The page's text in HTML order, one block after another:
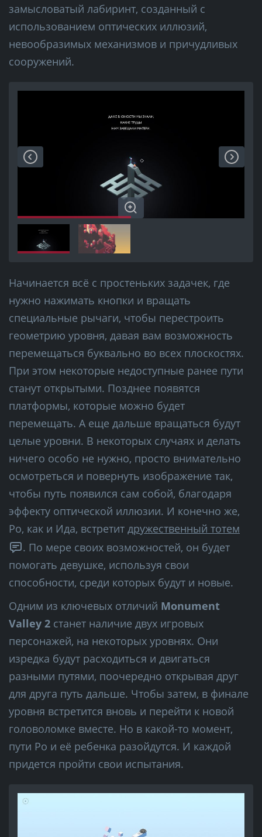
замысловатый лабиринт, созданный с
использованием оптических иллюзий,
невообразимых механизмов и причудливых
сооружений.
Начинается всё с простеньких задачек, где
нужно нажимать кнопки и вращать
специальные рычаги, чтобы перестроить
геометрию уровня, давая вам возможность
перемещаться буквально во всех плоскостях.
При этом некоторые недоступные ранее пути
станут открытыми. Позднее появятся
платформы, которые можно будет
перемещать. А еще дальше вращаться будут
целые уровни. В некоторых случаях и делать
ничего особо не нужно, просто внимательно
осмотреться и повернуть изображение так,
чтобы путь появился сам собой, благодаря
эффекту оптической иллюзии. И конечно же,
Ро, как и Ида, встретит дружественный тотем
. По мере своих возможностей, он будет
помогать девушке, используя свои
способности, среди которых будут и новые.
Одним из ключевых отличий Monument
Valley 2 станет наличие двух игровых
персонажей, на некоторых уровнях. Они
изредка будут расходиться и двигаться
разными путями, поочередно открывая друг
для друга путь дальше. Чтобы затем, в финале
уровня встретится вновь и перейти к новой
головоломке вместе. Но в какой-то момент,
пути Ро и её ребенка разойдутся. И каждой
придется пройти свои испытания.